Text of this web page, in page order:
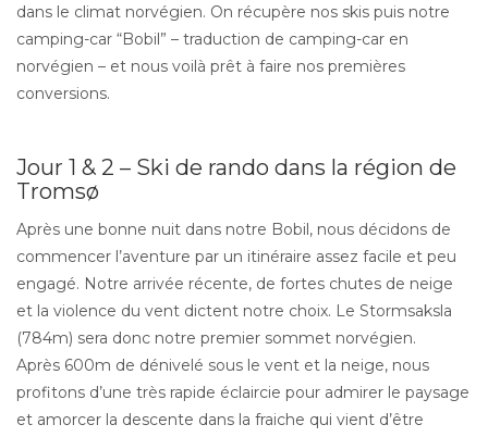
dans le climat norvégien. On récupère nos skis puis notre
camping-car “Bobil” – traduction de camping-car en
norvégien – et nous voilà prêt à faire nos premières
conversions.
Jour 1 & 2 – Ski de rando dans la région de
Tromsø
Après une bonne nuit dans notre Bobil, nous décidons de
commencer l’aventure par un itinéraire assez facile et peu
engagé. Notre arrivée récente, de fortes chutes de neige
et la violence du vent dictent notre choix. Le Stormsaksla
(784m) sera donc notre premier sommet norvégien.
Après 600m de dénivelé sous le vent et la neige, nous
profitons d’une très rapide éclaircie pour admirer le paysage
et amorcer la descente dans la fraiche qui vient d’être